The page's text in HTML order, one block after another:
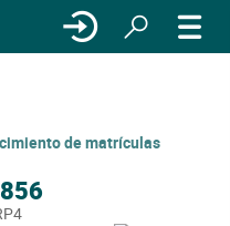
de matrículas